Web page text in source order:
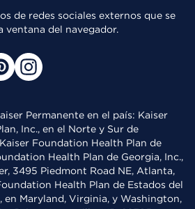
de redes sociales externos que se
ventana del navegador.
Permanente en el país: Kaiser
Inc., en el Norte y Sur de
Foundation Health Plan de
Health Plan de Georgia, Inc.,
3495 Piedmont Road NE, Atlanta,
Health Plan de Estados del
en Maryland, Virginia, y Washington,